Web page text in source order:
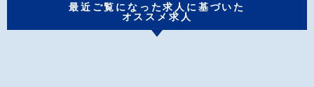
最近ご覧になった求人に基づいた
オススメ求人